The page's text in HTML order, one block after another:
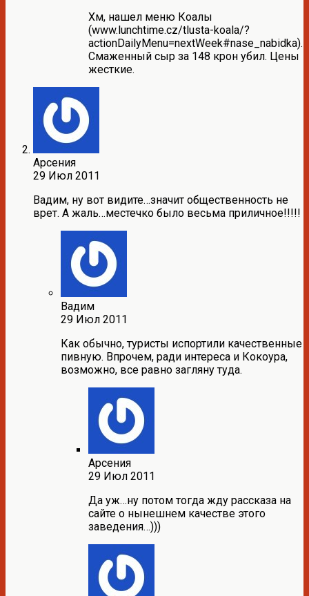
Хм, нашел меню Коалы
(www.lunchtime.cz/tlusta-koala/?
actionDailyMenu=nextWeek#nase_nabidka).
Смаженный сыр за 148 крон убил. Цены
жесткие.
Арсения
29 Июл 2011
Вадим, ну вот видите…значит общественность не
врет. А жаль…местечко было весьма приличное!!!!!
Вадим
29 Июл 2011
Как обычно, туристы испортили качественные
пивную. Впрочем, ради интереса и Кокоура,
возможно, все равно загляну туда.
Арсения
29 Июл 2011
Да уж…ну потом тогда жду рассказа на
сайте о нынешнем качестве этого
заведения…)))